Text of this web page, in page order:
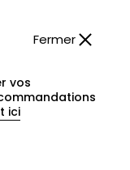
vos
ici
Fermer